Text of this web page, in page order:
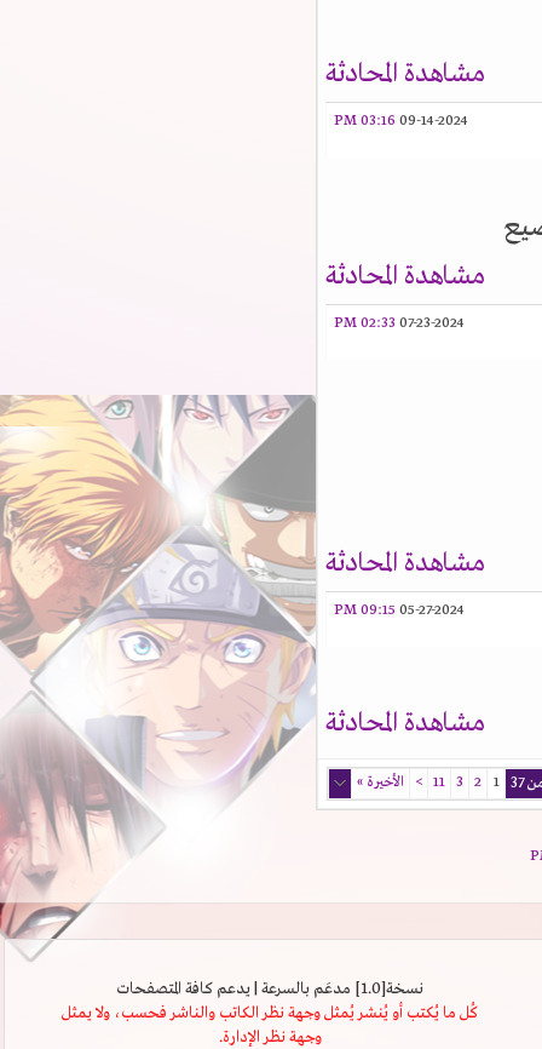
مشاهدة المحادثة
09-14-2024
03:16 PM
مشاهدة المحادثة
07-23-2024
02:33 PM
مشاهدة المحادثة
05-27-2024
09:15 PM
مشاهدة المحادثة
2
11
> الأخيرة»
نسخة[1.0] مدعَم بالسرعة | يدعم كافة المتصفحات
كُل ما يُكتب أو يُنشر يُمثل وجهة نظر الكاتب والناشر فحسب، ولا يمثل
وجهة نظر الإدارة.